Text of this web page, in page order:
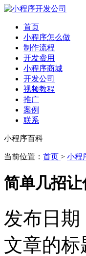
首页
小程序怎么做
制作流程
开发费用
小程序商城
开发公司
视频教程
推广
案例
联系
小程序百科
当前位置： 首页 > 小程
简单几招
发布日
文章的